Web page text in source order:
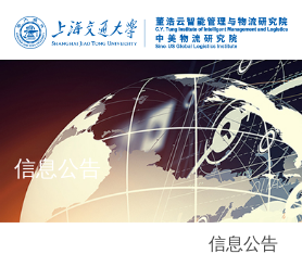
信息公告
信息公告